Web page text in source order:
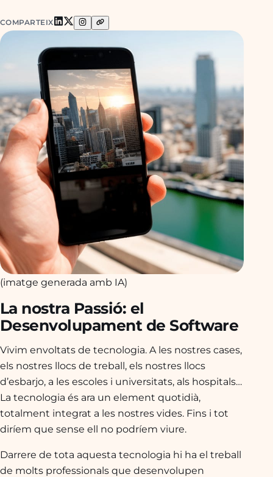
COMPARTEIX
(imatge generada amb IA)
La nostra Passió: el
Desenvolupament de Software
Vivim envoltats de tecnologia. A les nostres cases,
els nostres llocs de treball, els nostres llocs
d’esbarjo, a les escoles i universitats, als hospitals…
La tecnologia és ara un element quotidià,
totalment integrat a les nostres vides. Fins i tot
diríem que sense ell no podríem viure.
Darrere de tota aquesta tecnologia hi ha el treball
de molts professionals que desenvolupen